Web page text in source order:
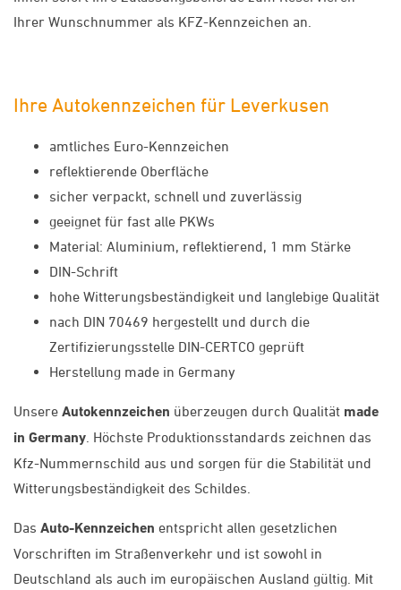
Ihrer Wunschnummer als KFZ-Kennzeichen an.
Ihre Autokennzeichen für Leverkusen
amtliches Euro-Kennzeichen
reflektierende Oberfläche
sicher verpackt, schnell und zuverlässig
geeignet für fast alle PKWs
Material: Aluminium, reflektierend, 1 mm Stärke
DIN-Schrift
hohe Witterungsbeständigkeit und langlebige Qualität
nach DIN 70469 hergestellt und durch die
Zertifizierungsstelle DIN-CERTCO geprüft
Herstellung made in Germany
Unsere Autokennzeichen überzeugen durch Qualität made
in Germany . Höchste Produktionsstandards zeichnen das
Kfz-Nummernschild aus und sorgen für die Stabilität und
Witterungsbeständigkeit des Schildes.
Das Auto-Kennzeichen entspricht allen gesetzlichen
Vorschriften im Straßenverkehr und ist sowohl in
Deutschland als auch im europäischen Ausland gültig. Mit